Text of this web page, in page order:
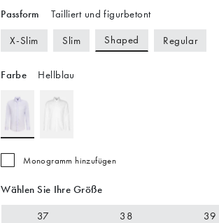
Passform Tailliert und figurbetont
X-Slim Slim Shaped Regular
Farbe Hellblau
Monogramm hinzufügen
Wählen Sie Ihre Größe
37 38 39